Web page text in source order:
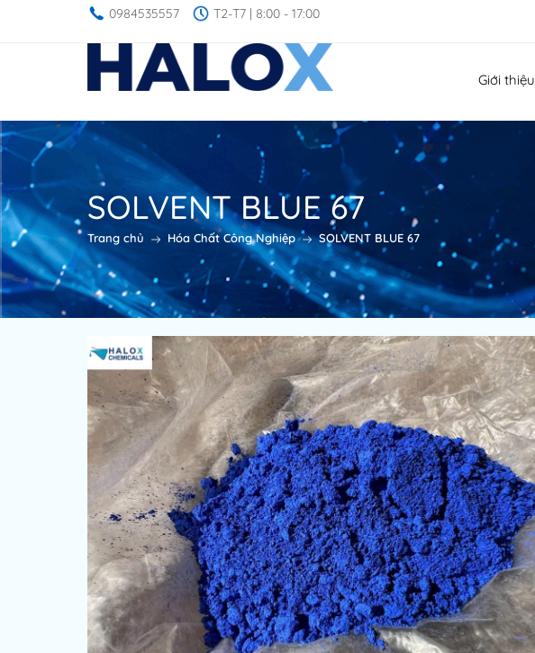
0984535557 T2-T7 | 8:00 - 17:00
Giới thiệu
SOLVENT BLUE 67
Trang chủ Hóa Chất Công Nghiệp SOLVENT BLUE 67